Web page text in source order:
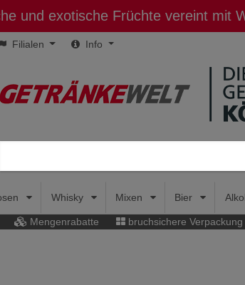
und exotische Früchte vereint mit
Filialen Info
Whisky Mixen Bier
Mengenrabatte bruchsichere Verpackung